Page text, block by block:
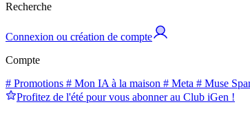
Recherche
Connexion ou création de compte
Compte
# Promotions # Mon IA à la maison # Meta # Muse
Profitez de l'été pour vous abonner au Club iGen !